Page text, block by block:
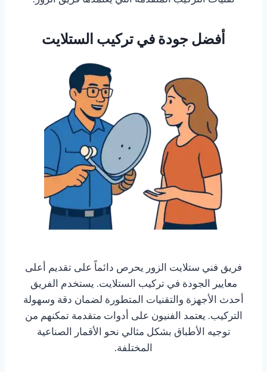
أفضل جودة في تركيب الستلايت
فريق فني ستلايت الزور يحرص دائماً على تقديم أعلى
معايير الجودة في تركيب الستلايت. يستخدم الفريق
أحدث الأجهزة والتقنيات المتطورة لضمان دقة وسهولة
التركيب. يعتمد الفنيون على أدوات متقدمة تمكنهم من
توجيه الأطباق بشكل مثالي نحو الأقمار الصناعية
المختلفة.